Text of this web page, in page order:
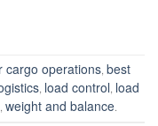
cargo operations best
load control load
weight and balance.